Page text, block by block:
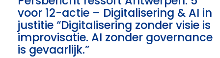
voor 12-actie – Digitalisering & AI in
justitie “Digitalisering zonder visie is
improvisatie. AI zonder governance
is gevaarlijk.”